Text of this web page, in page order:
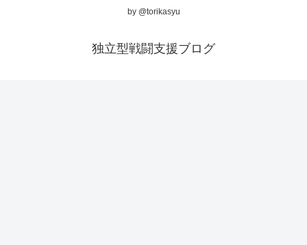
by @torikasyu
独立型戦闘支援ブログ